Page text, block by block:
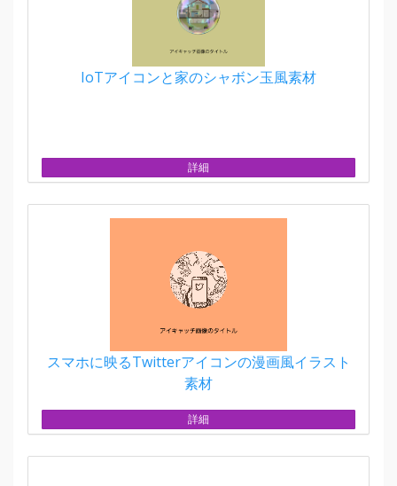
IoTアイコンと家のシャボン玉風素材
詳細
スマホに映るTwitterアイコンの漫画風イラスト
素材
詳細